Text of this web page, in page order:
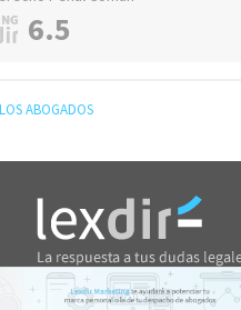
6.5
ABOGADOS